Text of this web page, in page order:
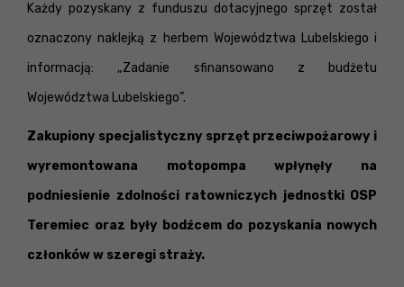
Każdy pozyskany z funduszu dotacyjnego sprzęt został
oznaczony naklejką z herbem Województwa Lubelskiego i
informacją: „Zadanie sfinansowano z budżetu
Województwa Lubelskiego”.
Zakupiony specjalistyczny sprzęt przeciwpożarowy i
wyremontowana motopompa wpłynęły na
podniesienie zdolności ratowniczych jednostki OSP
Teremiec oraz były bodźcem do pozyskania nowych
członków w szeregi straży.